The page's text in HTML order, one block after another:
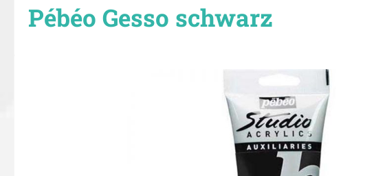
Pébéo Gesso schwarz